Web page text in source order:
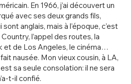
En 1966, j’ai découvert un
avec ses deux grands fils,
anglais, mais à l’époque, c’est
l’appel des routes, la
et de Los Angeles, le cinéma…
nausée. Mon vieux cousin, à LA,
sa seule consolation: il ne sera
t-il confié.